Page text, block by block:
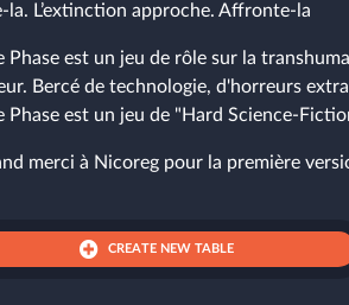
la. L’extinction approche. Affronte-la
Phase est un jeu de rôle sur la
Bercé de technologie, d'horreurs
Phase est un jeu de "Hard Science-
merci à Nicoreg pour la première
CREATE NEW TABLE